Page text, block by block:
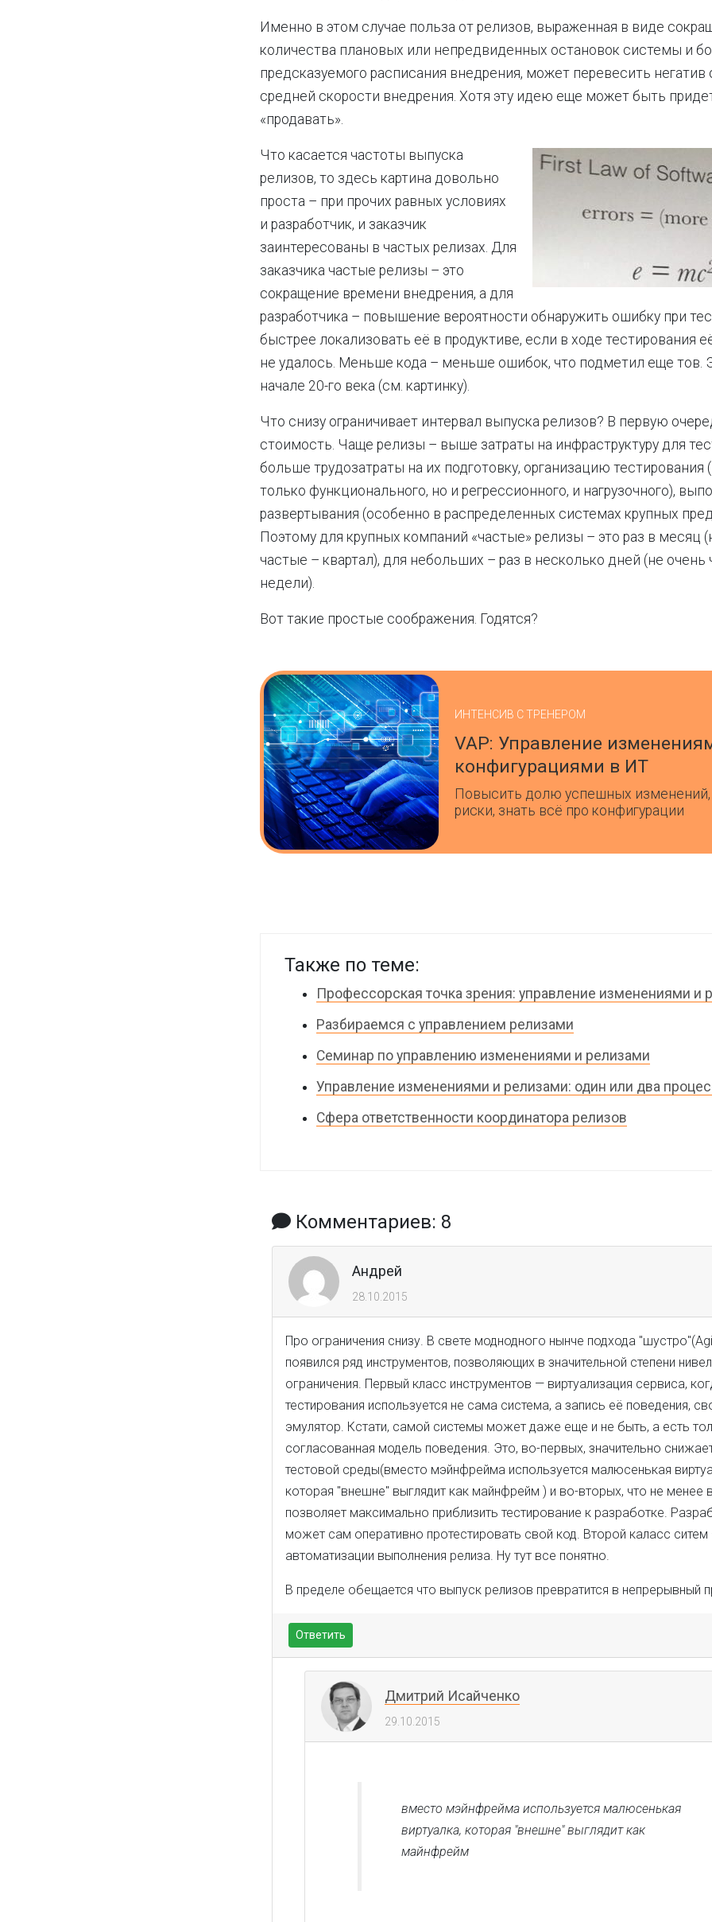
Именно в этом случае польза от релизов, выраженная в виде
количества плановых или непредвиденных остановок системы и
предсказуемого расписания внедрения, может перевесить негатив
средней скорости внедрения. Хотя эту идею еще может быть
«продавать».
Что касается частоты выпуска
релизов, то здесь картина довольно
проста – при прочих равных условиях
и разработчик, и заказчик
заинтересованы в частых релизах. Для
заказчика частые релизы – это
сокращение времени внедрения, а для
разработчика – повышение вероятности обнаружить ошибку при
быстрее локализовать её в продуктиве, если в ходе тестирования
не удалось. Меньше кода – меньше ошибок, что подметил еще тов.
начале 20-го века (см. картинку).
Что снизу ограничивает интервал выпуска релизов? В первую
стоимость. Чаще релизы – выше затраты на инфраструктуру для
больше трудозатраты на их подготовку, организацию тестирования
только функционального, но и регрессионного, и нагрузочного),
развертывания (особенно в распределенных системах крупных
Поэтому для крупных компаний «частые» релизы – это раз в месяц
частые – квартал), для небольших – раз в несколько дней (не очень
недели).
Вот такие простые соображения. Годятся?
ИНТЕНСИВ С ТРЕНЕРОМ
VAP: Управление
конфигурациями в ИТ
Повысить долю успешных изменений,
риски, знать всё про конфигурации
Также по теме:
Профессорская точка зрения: управление изменениями и
Разбираемся с управлением релизами
Семинар по управлению изменениями и релизами
Управление изменениями и релизами: один или два
Сфера ответственности координатора релизов
Комментариев: 8
Андрей
28.10.2015
Про ограничения снизу. В свете моднодного нынче подхода
появился ряд инструментов, позволяющих в значительной степени
ограничения. Первый класс инструментов — виртуализация сервиса,
тестирования используется не сама система, а запись её поведения,
эмулятор. Кстати, самой системы может даже еще и не быть, а есть
согласованная модель поведения. Это, во-первых, значительно
тестовой среды(вместо мэйнфрейма используется малюсенькая
которая "внешне" выглядит как майнфрейм ) и во-вторых, что не менее
позволяет максимально приблизить тестирование к разработке.
может сам оперативно протестировать свой код. Второй каласс
автоматизации выполнения релиза. Ну тут все понятно.
В пределе обещается что выпуск релизов превратится в непрерывный
Ответить
Дмитрий Исайченко
29.10.2015
вместо мэйнфрейма используется малюсенькая
виртуалка, которая "внешне" выглядит как
майнфрейм